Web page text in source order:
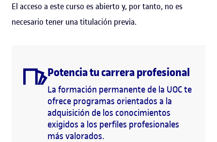
El acceso a este curso es abierto y, por tanto, no es
necesario tener una titulación previa.
Potencia tu carrera profesional
La formación permanente de la UOC te
ofrece programas orientados a la
adquisición de los conocimientos
exigidos a los perfiles profesionales
más valorados.